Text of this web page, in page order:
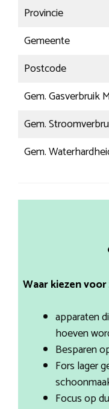
Provincie
Gemeente
Postcode
Gem. Gasverbruik
Gem.
Gem.
Waar kiezen
apparaten
hoeven
Besparen
Fors lager
Focus op